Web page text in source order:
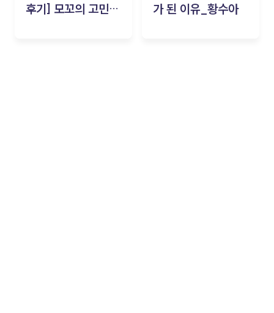
후기] 모꼬의 고민세
가 된 이유_황수아